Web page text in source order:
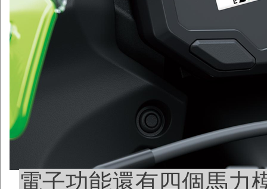
電子功能還有四個馬力